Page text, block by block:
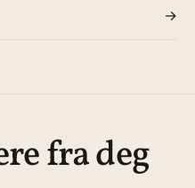
→
fra deg